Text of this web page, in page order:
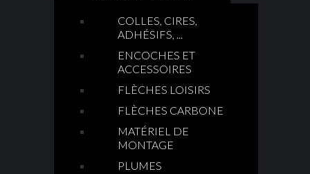
COLLES, CIRES,
ADHÉSIFS, ...
ENCOCHES ET
ACCESSOIRES
FLÈCHES LOISIRS
FLÈCHES CARBONE
MATÉRIEL DE
MONTAGE
PLUMES